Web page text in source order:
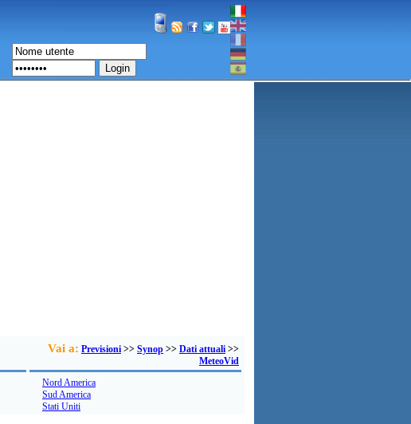
Login
Vai a: Previsioni >> Synop >> Dati attuali >>
MeteoVid
Nord America
Sud America
Stati Uniti